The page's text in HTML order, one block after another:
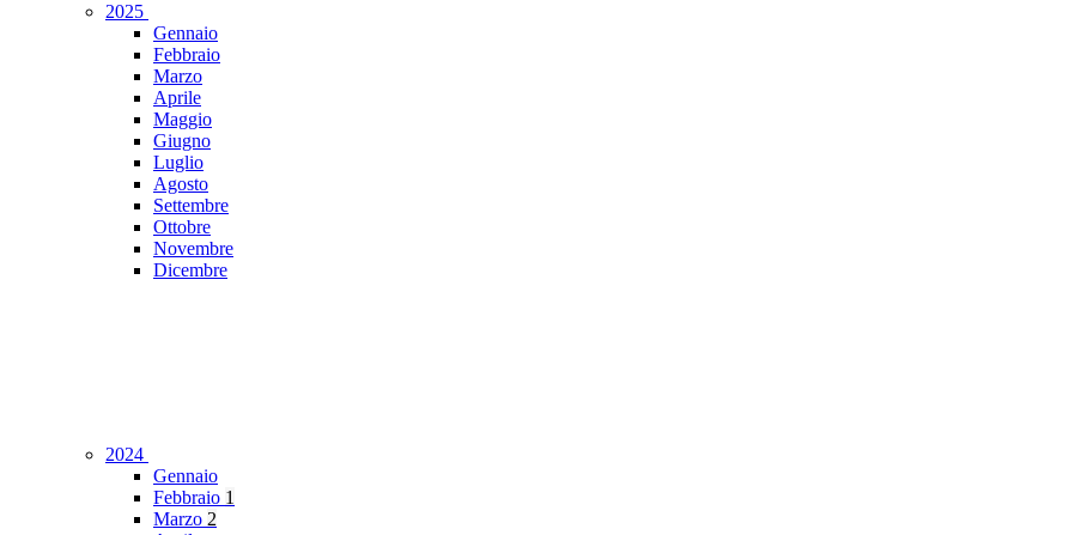
2025
Gennaio
Febbraio
Marzo
Aprile
Maggio
Giugno
Luglio
Agosto
Settembre
Ottobre
Novembre
Dicembre
2024
Gennaio
Febbraio 1
Marzo 2